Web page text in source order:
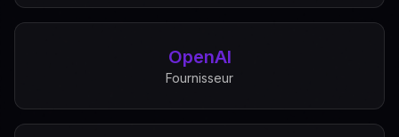
OpenAI
Fournisseur